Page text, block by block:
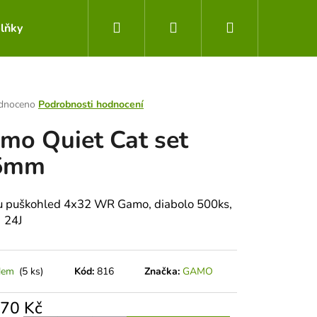
Obchodní podmínky Kontakty
Hledat PřihlášeníNákupní
Podrobnosti hodnocení
Quiet Cat set
puškohled 4x32 WR Gamo, diabolo 500ks,
(5 ks) Kód: 816 Značka:GAMO
Kč
Následující